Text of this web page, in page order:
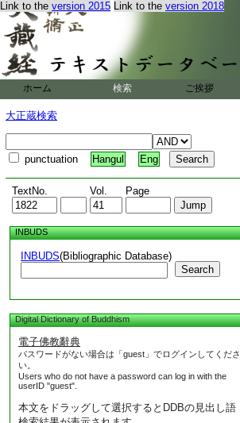
Link to the version 2015 Link to the version 2018
ホーム 検索 ご挨拶
大正蔵検索
punctuation Hangul Eng
TextNo. Vol. Page
INBUDS
INBUDS(Bibliographic Database)
Search
Digital Dictionary of Buddhism
電子佛教辭典
パスワードがない場合は「guest」でログインしてくださ
い。
Users who do not have a password can log in with the
userID "guest".
本文をドラッグして選択するとDDBの見出し語